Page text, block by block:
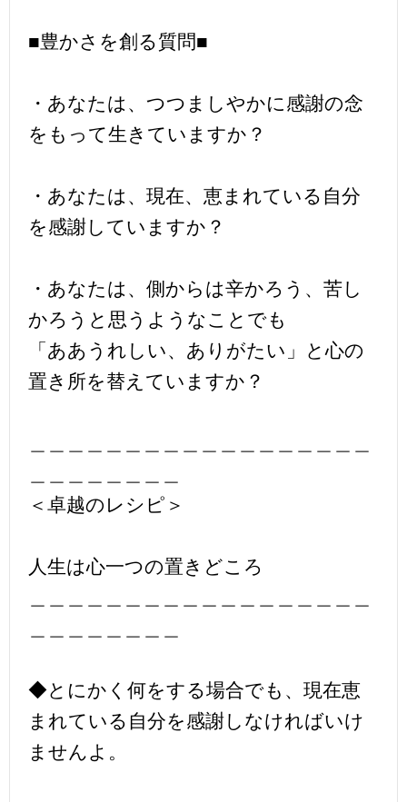
■豊かさを創る質問■
・あなたは、つつましやかに感謝の念
をもって生きていますか？
・あなたは、現在、恵まれている自分
を感謝していますか？
・あなたは、側からは辛かろう、苦し
かろうと思うようなことでも
「ああうれしい、ありがたい」と心の
置き所を替えていますか？
＜卓越のレシピ＞
人生は心一つの置きどころ
◆とにかく何をする場合でも、現在恵
まれている自分を感謝しなければいけ
ませんよ。